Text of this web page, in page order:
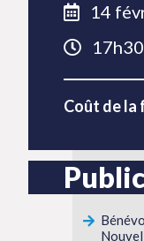
14
Coût de la